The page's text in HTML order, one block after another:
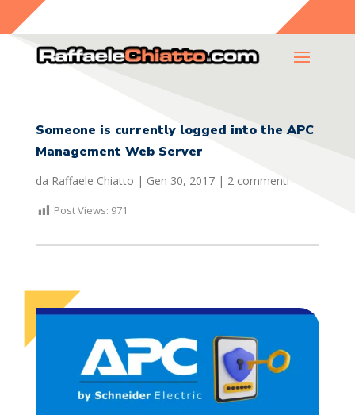
Someone is currently logged into the APC
Management Web Server
da Raffaele Chiatto | Gen 30, 2017| 2 commenti
Post Views: 971